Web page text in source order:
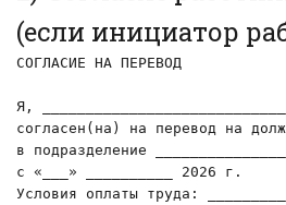
(если инициатор
СОГЛАСИЕ НА ПЕРЕВОД
Я,
согласен(на) на перевод на
в подразделение
с «___» __________ 2026 г.
Условия оплаты труда: